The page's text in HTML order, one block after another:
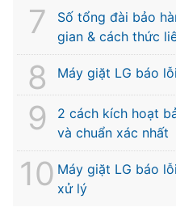
Số tổng đài bảo
gian & cách thức
Máy giặt LG báo
2 cách kích hoạt
và chuẩn xác nhất
Máy giặt LG báo
xử lý